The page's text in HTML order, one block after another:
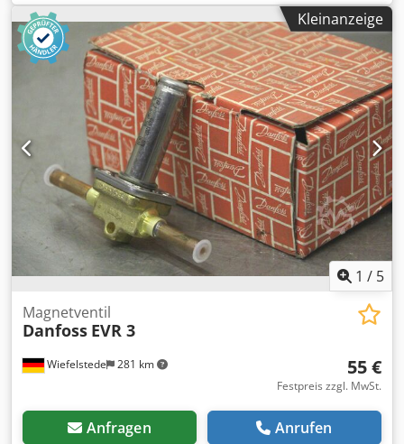
Kugelabsperrventil, Temperaturschalter, Thermostat,
Expansionsventil, Thermo-Expansionsventil, Indikator
Schauglas -Hersteller: Danfoss, Indikator Schauglas,
ungebraucht OVP -Typ: SGN 16s HFC-HCFC 014-0184 -
Anschlüsse: 16 mm 5/8" ODF -Preis: pro Stück -Anzahl: 5
Stück Csdpfxofylcwe Alweha -Abmessung Paket:
190/40/H40 mm -Gewicht: 0,2 kg/Stück
Kleinanzeige
1 / 5
Wiefelstede 281 km
Magnetventil
Danfoss EVR 3
55 €
Festpreis zzgl. MwSt.
Anfragen Anrufen